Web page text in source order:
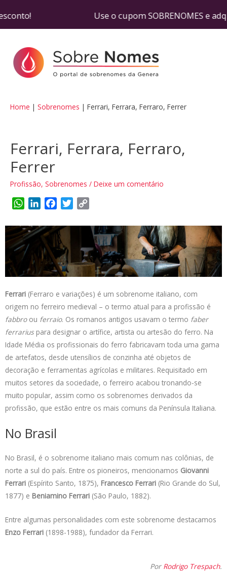
Use o cupom SOBRENOMES e
Home Sobrenomes Ferrari, Ferrara, Ferraro, Ferrer
Ferrari, Ferrara, Ferraro,
Ferrer
Profissão, Sobrenomes / Deixe um comentário
W
a
t
s
p
p
n
k
e
d
I
c
e
b
o
o
i
e
r
p
L
i
n
Ferrari (Ferraro e variações) é um sobrenome italiano, com
origem no ferreiro medieval – o termo atual para a profissão é
fabbro ou ferraio. Os romanos antigos usavam o termo faber
ferrariuspara designar o artífice, artista ou artesão do ferro. Na
Idade Média os profissionais do ferro fabricavam toda uma gama
de artefatos, desde utensílios de conzinha até objetos de
decoração e ferramentas agrícolas e militares. Requisitado em
muitos setores da sociedade, o ferreiro acabou tronando-se
muito popular, assim como os sobrenomes derivados da
profissão, que estão entre os mais comuns da Península Italiana.
No Brasil
No Brasil, é o sobrenome italiano mais comum nas colônias, de
norte a sul do país. Entre os pioneiros, mencionamos Giovanni
Ferrari (Espírito Santo, 1875), Francesco Ferrari (Rio Grande do Sul,
1877) e Beniamino Ferrari (São Paulo, 1882).
Entre algumas personalidades com este sobrenome destacamos
Enzo Ferrari (1898-1988), fundador da Ferrari.
Por Rodrigo Trespach.